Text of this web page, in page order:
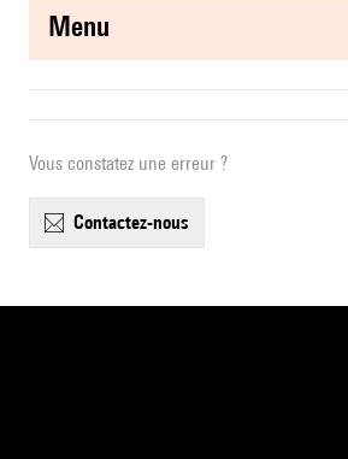
menu
Vous constatez une erreur ?
contactez-nous